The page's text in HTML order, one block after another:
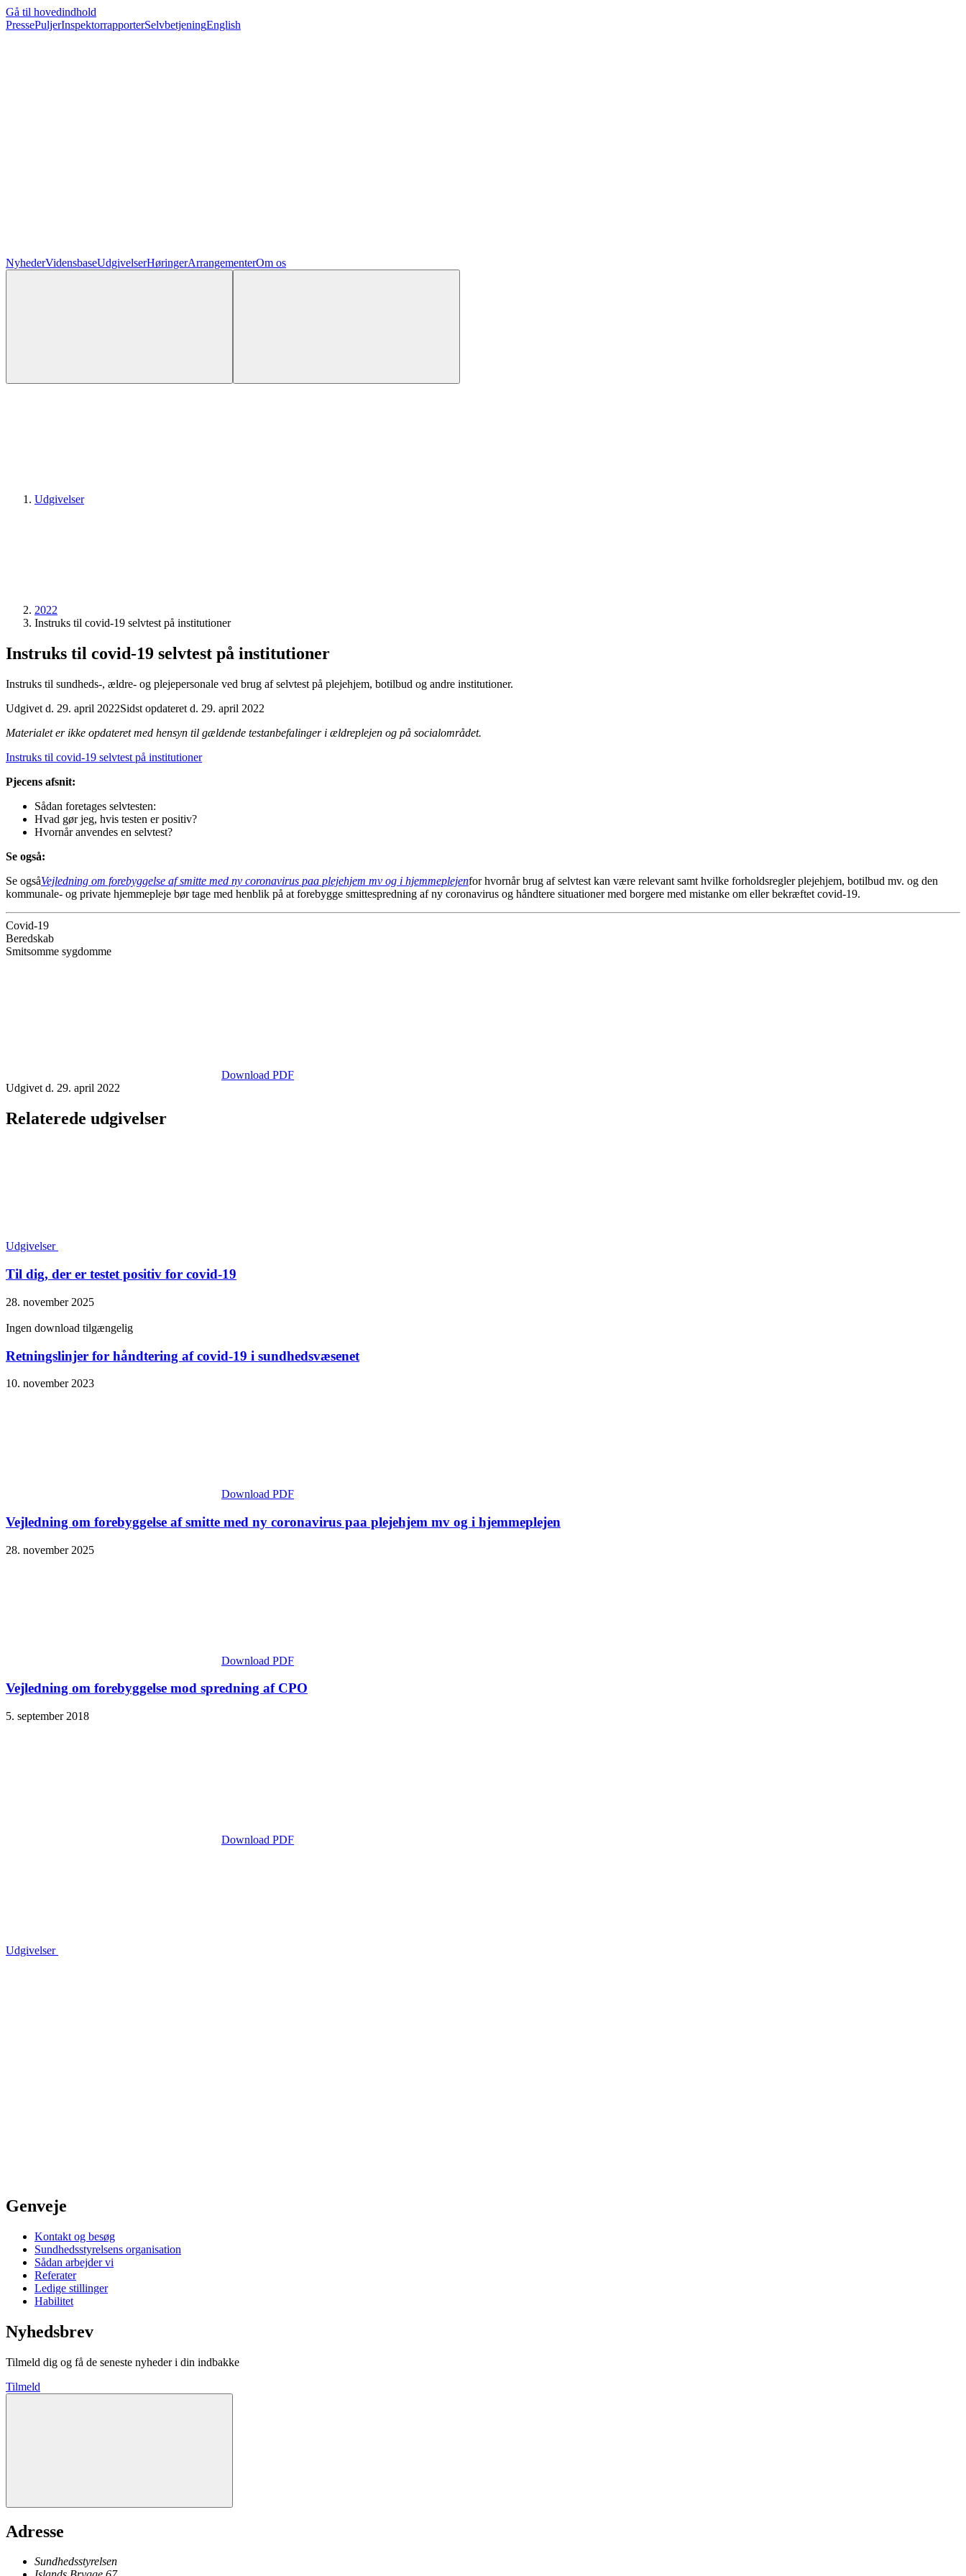
Gå til hovedindhold
PressePuljerInspektorrapporterSelvbetjeningEnglish
NyhederVidensbaseUdgivelserHøringerArrangementerOm os
Udgivelser
2022
Instruks til covid-19 selvtest på institutioner
Instruks til covid-19 selvtest på institutioner
Instruks til sundheds-, ældre- og plejepersonale ved brug af selvtest på plejehjem, botilbud og andre institutioner.
Udgivet d. 29. april 2022Sidst opdateret d. 29. april 2022
Materialet er ikke opdateret med hensyn til gældende testanbefalinger i ældreplejen og på socialområdet.
Instruks til covid-19 selvtest på institutioner
Pjecens afsnit:
Sådan foretages selvtesten:
Hvad gør jeg, hvis testen er positiv?
Hvornår anvendes en selvtest?
Se også:
Se ogsåVejledning om forebyggelse af smitte med ny coronavirus paa plejehjem mv og i hjemmeplejenfor hvornår brug af selvtest kan være relevant samt hvilke forholdsregler plejehjem, botilbud mv. og den
kommunale- og private hjemmepleje bør tage med henblik på at forebygge smittespredning af ny coronavirus og håndtere situationer med borgere med mistanke om eller bekræftet covid-19.
Covid-19
Beredskab
Smitsomme sygdomme
Download PDF
Udgivet d. 29. april 2022
Relaterede udgivelser
Udgivelser
Til dig, der er testet positiv for covid-19
28. november 2025
Ingen download tilgængelig
Retningslinjer for håndtering af covid-19 i sundhedsvæsenet
10. november 2023
Download PDF
Vejledning om forebyggelse af smitte med ny coronavirus paa plejehjem mv og i hjemmeplejen
28. november 2025
Download PDF
Vejledning om forebyggelse mod spredning af CPO
5. september 2018
Download PDF
Udgivelser
Genveje
Kontakt og besøg
Sundhedsstyrelsens organisation
Sådan arbejder vi
Referater
Ledige stillinger
Habilitet
Nyhedsbrev
Tilmeld dig og få de seneste nyheder i din indbakke
Tilmeld
Adresse
Sundhedsstyrelsen